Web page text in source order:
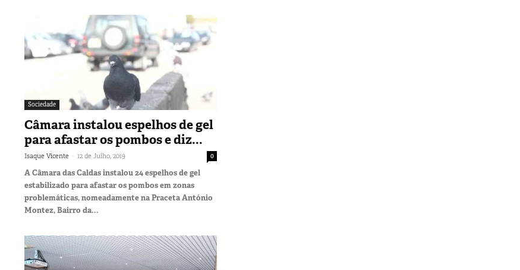
Sociedade
Câmara instalou espelhos de gel
para afastar os pombos e diz...
Isaque Vicente - 12 de Julho, 2019 0
A Câmara das Caldas instalou 24 espelhos de gel
estabilizado para afastar os pombos em zonas
problemáticas, nomeadamente na Praceta António
Montez, Bairro da...